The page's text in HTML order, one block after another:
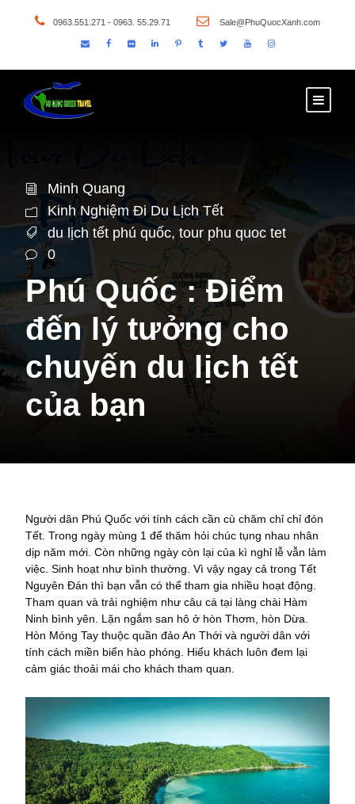
0963.551.271 - 0963. 55.29.71 Sale@PhuQuocXanh.com
Minh Quang
Kinh Nghiệm Đi Du Lịch Tết
du lịch tết phú quốc, tour phu quoc tet
0
Phú Quốc : Điểm
đến lý tưởng cho
chuyến du lịch tết
của bạn
Người dân Phú Quốc với tính cách cần cù chăm chỉ chỉ đón
Tết. Trong ngày mùng 1 để thăm hỏi chúc tụng nhau nhân
dịp năm mới. Còn những ngày còn lại của kì nghỉ lễ vẫn làm
việc. Sinh hoạt như bình thường. Vì vậy ngay cả trong Tết
Nguyên Đán thì bạn vẫn có thể tham gia nhiều hoạt động.
Tham quan và trải nghiệm như câu cá tại làng chài Hàm
Ninh bình yên. Lặn ngắm san hô ở hòn Thơm, hòn Dừa.
Hòn Móng Tay thuộc quần đảo An Thới và người dân với
tính cách miền biển hào phóng. Hiếu khách luôn đem lại
cảm giác thoải mái cho khách tham quan.